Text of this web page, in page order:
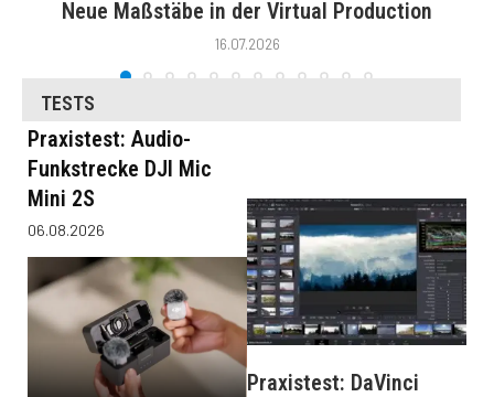
Neue Maßstäbe in der Virtual Production
16.07.2026
TESTS
Praxistest: Audio-
Funkstrecke DJI Mic
Mini 2S
06.08.2026
Praxistest: DaVinci